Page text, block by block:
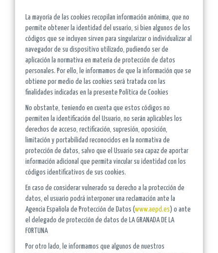
La mayoría de las cookies recopilan información anónima, que no
permite obtener la identidad del usuario, si bien algunos de los
códigos que se incluyen sirven para singularizar o individualizar al
navegador de su dispositivo utilizado, pudiendo ser de
aplicación la normativa en materia de protección de datos
personales. Por ello, le informamos de que la información que se
obtiene por medio de las cookies será tratada con las
finalidades indicadas en la presente Política de Cookies
No obstante, teniendo en cuenta que estos códigos no
permiten la identificación del Usuario, no serán aplicables los
derechos de acceso, rectificación, supresión, oposición,
limitación y portabilidad reconocidos en la normativa de
protección de datos, salvo que el Usuario sea capaz de aportar
información adicional que permita vincular su identidad con los
códigos identificativos de sus cookies.
En caso de considerar vulnerado su derecho a la protección de
datos, el usuario podrá interponer una reclamación ante la
Agencia Española de Protección de Datos (www.aepd.es ) o ante
el delegado de protección de datos de LA GRANADA DE LA
FORTUNA
Por otro lado, le informamos que algunos de nuestros